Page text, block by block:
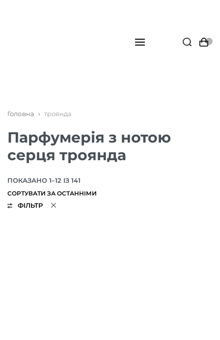
Головна › троянда
Парфумерія з нотою
серця троянда
ПОКАЗАНО 1–12 ІЗ 141
ФІЛЬТР